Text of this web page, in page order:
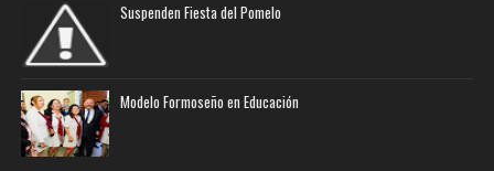
Suspenden Fiesta del Pomelo
Modelo Formoseño en Educación